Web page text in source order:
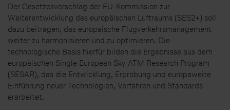
Der Gesetzesvorschlag der EU-Kommission zur
Weiterentwicklung des europäischen Luftraums (SES2+) soll
dazu beitragen, das europäische Flugverkehrsmanagement
weiter zu harmonisieren und zu optimieren. Die
technologische Basis hierfür bilden die Ergebnisse aus dem
europäischen Single European Sky ATM Research Program
(SESAR), das die Entwicklung, Erprobung und europaweite
Einführung neuer Technologien, Verfahren und Standards
erarbeitet.